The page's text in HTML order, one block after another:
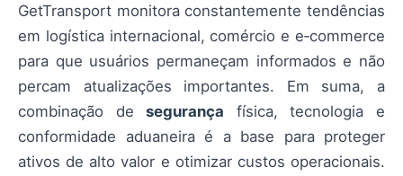
GetTransport monitora constantemente tendências
em logística internacional, comércio e e‑commerce
para que usuários permaneçam informados e não
percam atualizações importantes. Em suma, a
combinação desegurança física, tecnologia e
conformidade aduaneira é a base para proteger
ativos de alto valor e otimizar custos operacionais.